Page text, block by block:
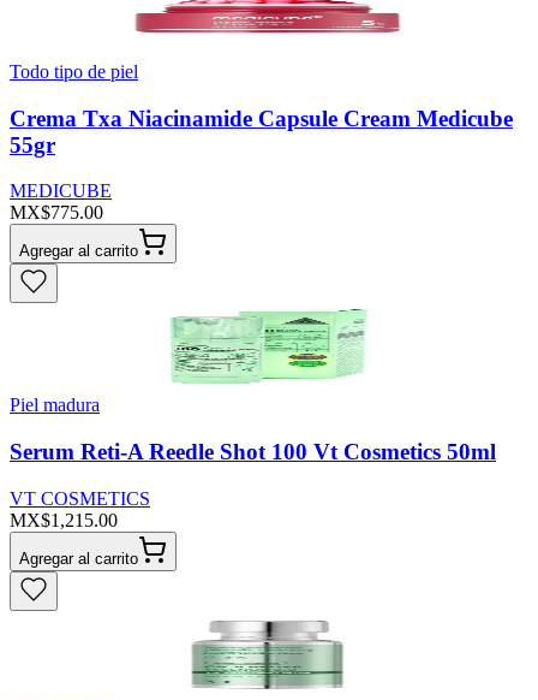
Todo tipo de piel
Crema Txa Niacinamide Capsule Cream Medicube
55gr
MEDICUBE
MX$775.00
Agregar al carrito
Piel madura
Serum Reti-A Reedle Shot 100 Vt Cosmetics 50ml
VT COSMETICS
MX$1,215.00
Agregar al carrito